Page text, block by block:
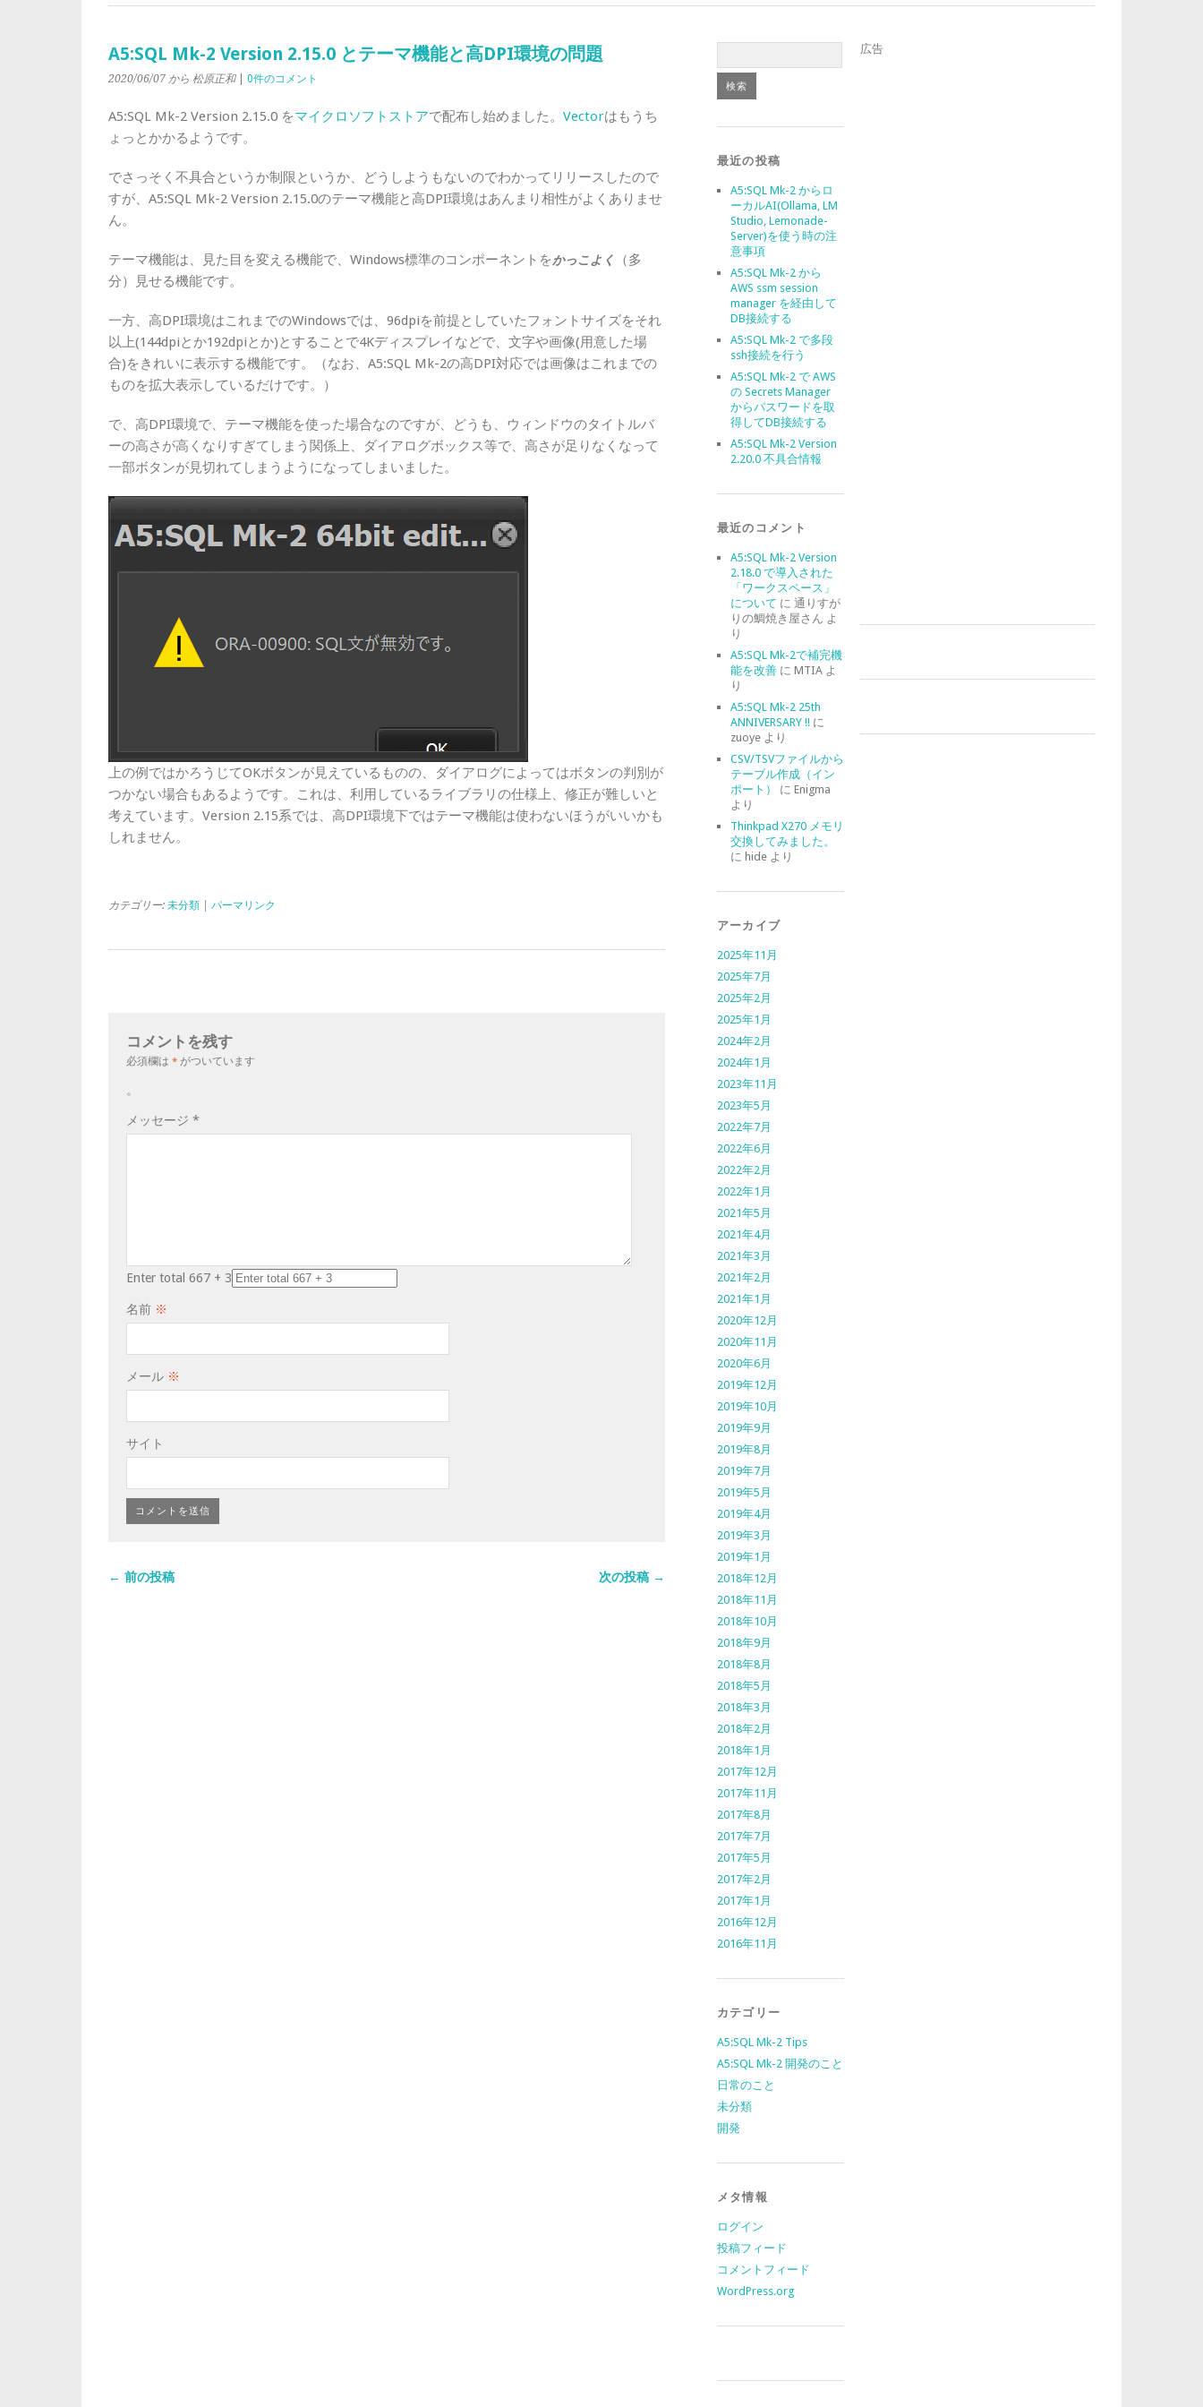
A5:SQL Mk-2 Version 2.15.0 とテーマ機能と高DPI環境の問題
2020/06/07 から 松原正和| 0件のコメント
A5:SQL Mk-2 Version 2.15.0 をマイクロソフトストアで配布し始めました。 Vectorはもうち
ょっとかかるようです。
でさっそく不具合というか制限というか、どうしようもないのでわかってリリースしたので
すが、A5:SQL Mk-2 Version 2.15.0のテーマ機能と高DPI環境はあんまり相性がよくありませ
ん。
テーマ機能は、見た目を変える機能で、Windows標準のコンポーネントをかっこよく
（多
分）見せる機能です。
一方、高DPI環境はこれまでのWindowsでは、96dpiを前提としていたフォントサイズをそれ
以上(144dpiとか192dpiとか)とすることで4Kディスプレイなどで、文字や画像(用意した場
合)をきれいに表示する機能です。（なお、A5:SQL Mk-2の高DPI対応では画像はこれまでの
ものを拡大表示しているだけです。）
で、高DPI環境で、テーマ機能を使った場合なのですが、どうも、ウィンドウのタイトルバ
ーの高さが高くなりすぎてしまう関係上、ダイアログボックス等で、高さが足りなくなって
一部ボタンが見切れてしまうようになってしまいました。
上の例ではかろうじてOKボタンが見えているものの、ダイアログによってはボタンの判別が
つかない場合もあるようです。これは、利用しているライブラリの仕様上、修正が難しいと
考えています。Version 2.15系では、高DPI環境下ではテーマ機能は使わないほうがいいかも
しれません。
カテゴリー: 未分類 パーマリンク
コメントを残す
必須欄は * がついています
。
メッセージ *
Enter total 667 + 3
名前 ※
メール ※
サイト
← 前の投稿 次の投稿 →
最近の投稿
A5:SQL Mk-2 からロ
ーカルAI(Ollama, LM
Studio, Lemonade-
Server)を使う時の注
意事項
A5:SQL Mk-2 から
AWS ssm session
manager を経由して
DB接続する
A5:SQL Mk-2 で多段
ssh接続を行う
A5:SQL Mk-2 で AWS
の Secrets Manager
からパスワードを取
得してDB接続する
A5:SQL Mk-2 Version
2.20.0 不具合情報
最近のコメント
A5:SQL Mk-2 Version
2.18.0 で導入された
「ワークスペース」
について に 通りすが
りの鯛焼き屋さん よ
り
A5:SQL Mk-2で補完機
能を改善に MTIAよ
り
A5:SQL Mk-2 25th
ANNIVERSARY !!に
zuoyeより
CSV/TSVファイルから
テーブル作成（イン
ポート）
に Enigma
より
Thinkpad X270 メモリ
交換してみました。
に hideより
アーカイブ
2025年11月
2025年7月
2025年2月
2025年1月
2024年2月
2024年1月
2023年11月
2023年5月
2022年7月
2022年6月
2022年2月
2022年1月
2021年5月
2021年4月
2021年3月
2021年2月
2021年1月
2020年12月
2020年11月
2020年6月
2019年12月
2019年10月
2019年9月
2019年8月
2019年7月
2019年5月
2019年4月
2019年3月
2019年1月
2018年12月
2018年11月
2018年10月
2018年9月
2018年8月
2018年5月
2018年3月
2018年2月
2018年1月
2017年12月
2017年11月
2017年8月
2017年7月
2017年5月
2017年2月
2017年1月
2016年12月
2016年11月
カテゴリー
A5:SQL Mk-2 Tips
A5:SQL Mk-2 開発のこと
日常のこと
未分類
開発
メタ情報
ログイン
投稿フィード
コメントフィード
WordPress.org
広告